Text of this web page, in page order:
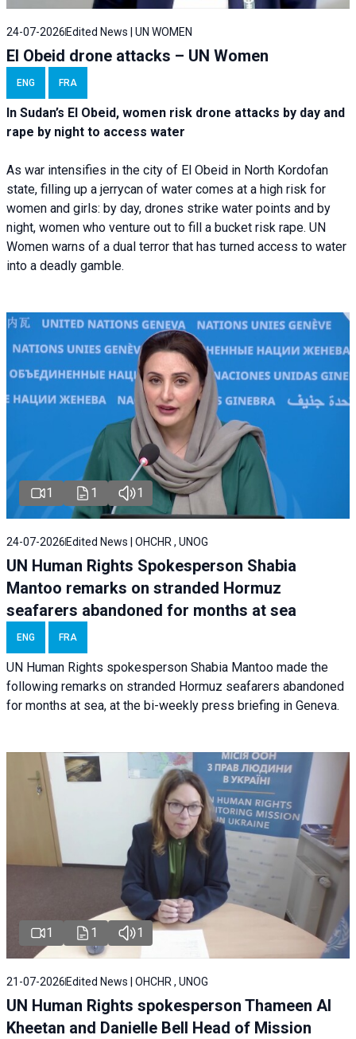
24-07-2026Edited News | UN WOMEN
El Obeid drone attacks – UN Women
ENG FRA
In Sudan’s El Obeid, women risk drone attacks by day and
rape by night to access water
As war intensifies in the city of El Obeid in North Kordofan
state, filling up a jerrycan of water comes at a high risk for
women and girls: by day, drones strike water points and by
night, women who venture out to fill a bucket risk rape. UN
Women warns of a dual terror that has turned access to water
into a deadly gamble.
1 1 1
24-07-2026 Edited News | OHCHR , UNOG
UN Human Rights Spokesperson Shabia
Mantoo remarks on stranded Hormuz
seafarers abandoned for months at sea
ENG FRA
UN Human Rights spokesperson Shabia Mantoo made the
following remarks on stranded Hormuz seafarers abandoned
for months at sea, at the bi-weekly press briefing in Geneva.
1 1 1
21-07-2026 Edited News | OHCHR , UNOG
UN Human Rights spokesperson Thameen Al
Kheetan and Danielle Bell Head of Mission